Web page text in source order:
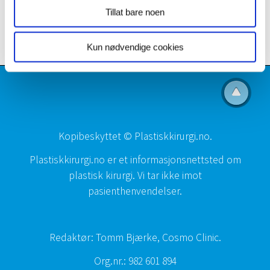
Tillat bare noen
Kun nødvendige cookies
Fettsuging kan du lese mer om her
Kopibeskyttet © Plastiskkirurgi.no.
Plastiskkirurgi.no er et informasjonsnettsted om
plastisk kirurgi. Vi tar ikke imot
pasienthenvendelser.
Redaktør: Tomm Bjærke, Cosmo Clinic.
Org.nr.: 982 601 894